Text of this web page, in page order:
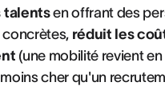
talentsen offrant des
réduit les
(une mobilité revient
cher qu'un